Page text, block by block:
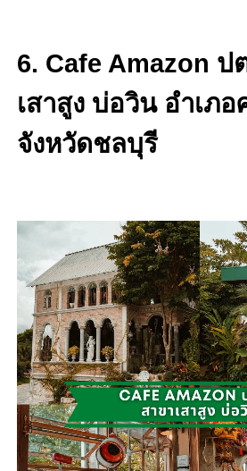
6. Cafe Amazon ป
เสาสูง บ่อวิน อำเภอ
จังหวัดชลบุรี